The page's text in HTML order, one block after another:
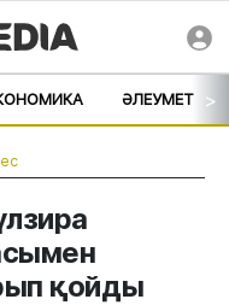
ӘЛЕУМЕТ >
қойды